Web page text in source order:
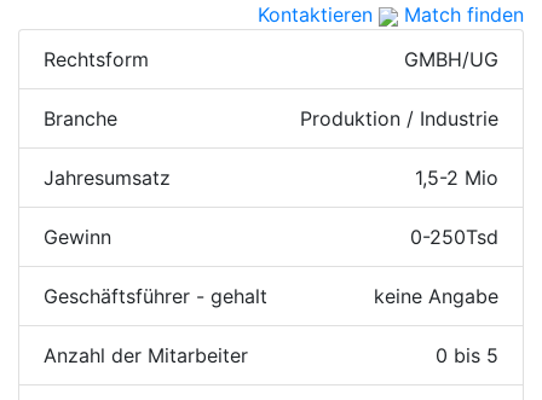
Kontaktieren
Match finden
Rechtsform
GMBH/UG
Branche Produktion / Industrie
Jahresumsatz 1,5-2 Mio
Gewinn 0-250Tsd
Geschäftsführer - gehalt keine Angabe
Anzahl der Mitarbeiter 0 bis 5